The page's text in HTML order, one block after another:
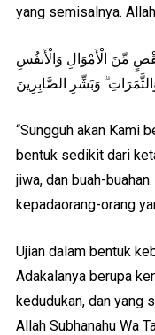
yang semisalnya.
مِّنَ الْأَمْوَالِ وَالْأَنفُسِ
وَبَشِّرِ الصَّابِرِينَ
“Sungguh akan Kami
bentuk sedikit dari
jiwa, dan buah-
kepadaorang-orang
Ujian dalam bentuk
Adakalanya berupa
kedudukan, dan yang
Allah Subhanahu Wa